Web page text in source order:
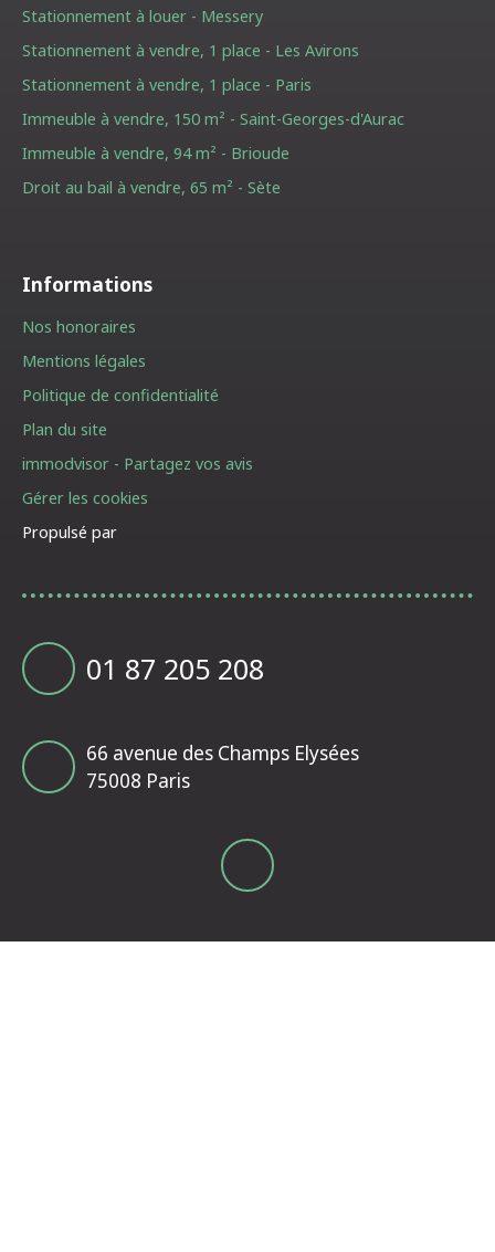
Stationnement à louer - Messery
Stationnement à vendre, 1 place - Les Avirons
Stationnement à vendre, 1 place - Paris
Immeuble à vendre, 150 m² - Saint-Georges-d'Aurac
Immeuble à vendre, 94 m² - Brioude
Droit au bail à vendre, 65 m² - Sète
Informations
Nos honoraires
Mentions légales
Politique de confidentialité
Plan du site
immodvisor - Partagez vos avis
Gérer les cookies
Propulsé par
01 87 205 208
66 avenue des Champs Elysées
75008 Paris